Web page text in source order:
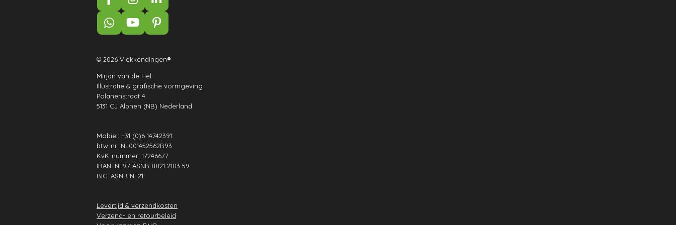
F
c
e
o
k
I
s
t
g
a
m
L
n
k
d
I
W
h
t
A
p
p
Y
o
T
b
e
P
i
t
e
s
t
© 2026 Vlekkendingen®
Mirjan van de Hel
Illustratie & grafische vormgeving
Polanenstraat 4
5131 CJ Alphen (NB) Nederland
Mobiel: +31 (0)6 14742391
btw-nr: NL001452562B93
KvK-nummer: 17246677
IBAN: NL97 ASNB 8821 2103 59
BIC: ASNB NL21
Levertijd & verzendkosten
Verzend- en retourbeleid